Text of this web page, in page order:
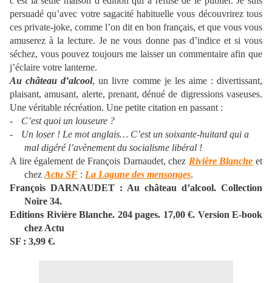
persuadé qu’avec votre sagacité habituelle vous découvrirez tous
ces private-joke, comme l’on dit en bon français, et que vous vous
amuserez à la lecture. Je ne vous donne pas d’indice et si vous
séchez, vous pouvez toujours me laisser un commentaire afin que
j’éclaire votre lanterne.
Au château d’alcool, un livre comme je les aime : divertissant,
plaisant, amusant, alerte, prenant, dénué de digressions vaseuses.
Une véritable récréation. Une petite citation en passant :
-
C’est quoi un louseure ?
-
Un loser ! Le mot anglais… C’est un soixante-huitard qui a
mal digéré l’avènement du socialisme libéral !
A lire également de François Darnaudet, chez Rivière Blanche et
chez Actu SF : La Lagune des mensonges.
François DARNAUDET : Au château d’alcool. Collection
Noire 34.
Editions Rivière Blanche. 204 pages. 17,00 €. Version E-book
chez Actu
SF : 3,99 €.